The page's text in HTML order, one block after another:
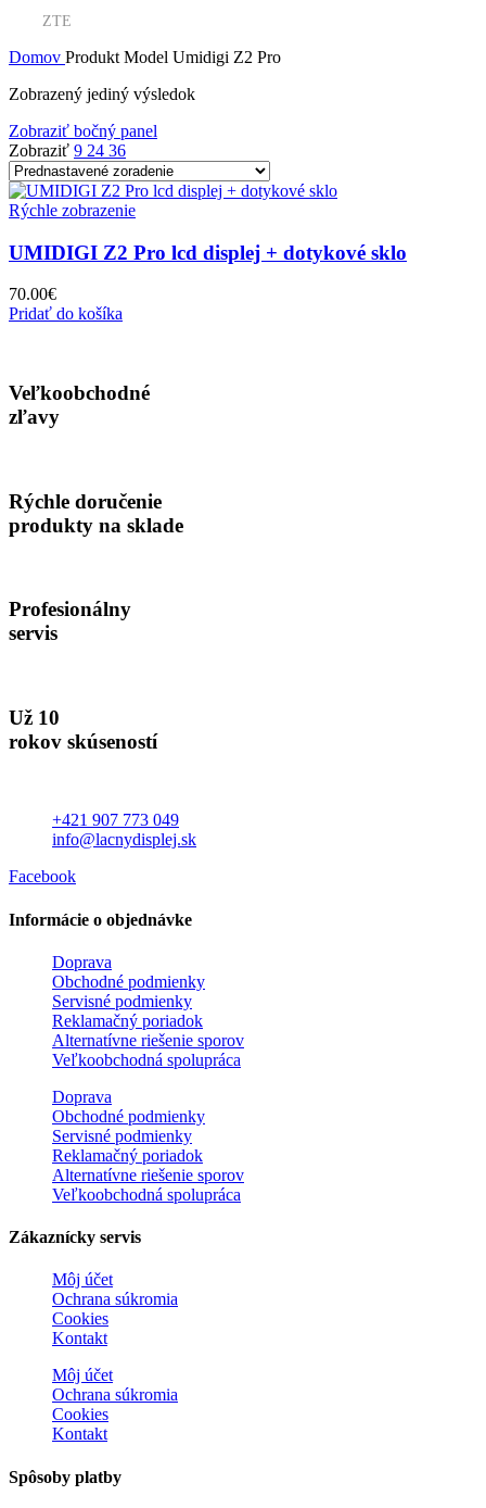
ZTE
Domov Produkt Model Umidigi Z2 Pro
Zobrazený jediný výsledok
Zobraziť bočný panel
Zobraziť 9 24 36
Rýchle zobrazenie
UMIDIGI Z2 Pro lcd displej + dotykové sklo
70.00€
Pridať do košíka
Veľkoobchodné
zľavy
Rýchle doručenie
produkty na sklade
Profesionálny
servis
Už 10
rokov skúseností
+421 907 773 049
info@lacnydisplej.sk
Facebook
Informácie o objednávke
Doprava
Obchodné podmienky
Servisné podmienky
Reklamačný poriadok
Alternatívne riešenie sporov
Veľkoobchodná spolupráca
Doprava
Obchodné podmienky
Servisné podmienky
Reklamačný poriadok
Alternatívne riešenie sporov
Veľkoobchodná spolupráca
Zákaznícky servis
Môj účet
Ochrana súkromia
Cookies
Kontakt
Môj účet
Ochrana súkromia
Cookies
Kontakt
Spôsoby platby